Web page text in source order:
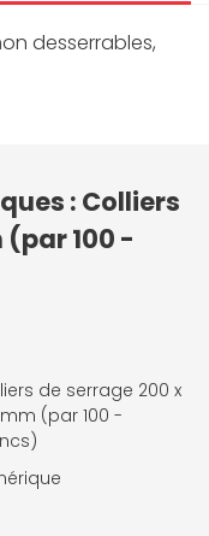
desserrables,
: Colliers
(par 100 -
de serrage 200 x
(par 100 -